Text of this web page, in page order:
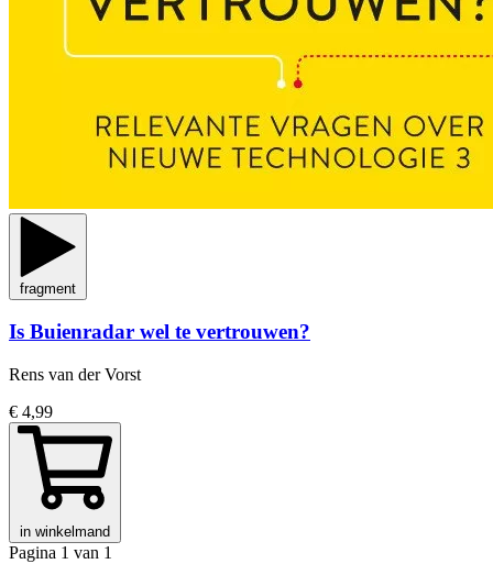
fragment
Is Buienradar wel te vertrouwen?
Rens van der Vorst
€ 4,99
in winkelmand
Pagina 1 van 1